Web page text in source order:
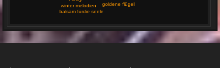
winter melodien
balsam fürdie seele
goldene flügel